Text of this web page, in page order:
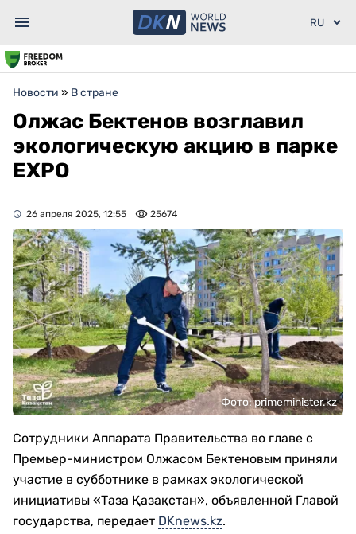
Новости » В стране
Олжас Бектенов возглавил
экологическую акцию в парке
EXPO
26 апреля 2025, 12:55 25674
Фото: primeminister.kz
Сотрудники Аппарата Правительства во главе с
Премьер-министром Олжасом Бектеновым приняли
участие в субботнике в рамках экологической
инициативы «Таза Қазақстан», объявленной Главой
государства, передает DKnews.kz.